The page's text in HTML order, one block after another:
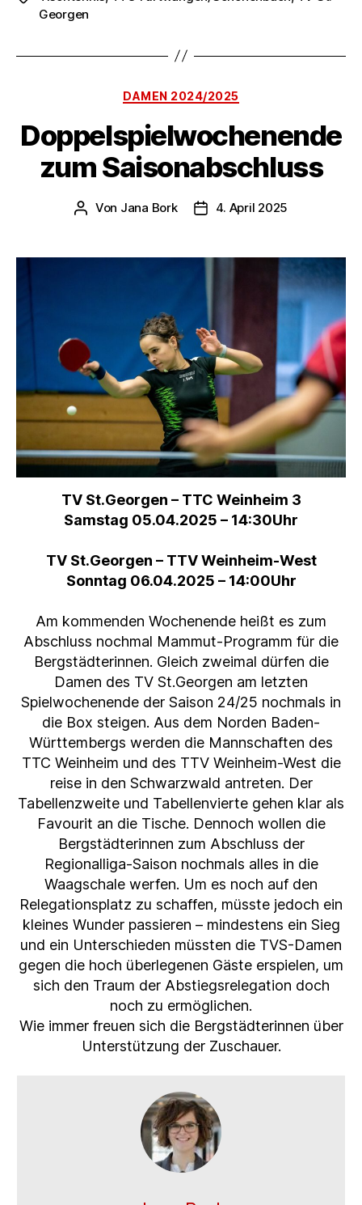
Georgen
Kategorien
DAMEN 2024/2025
Doppelspielwochenende
zum Saisonabschluss
Beitragsautor
Von Jana Bork Veröffentlichungsdatum
4. April 2025
TV St.Georgen – TTC Weinheim 3
Samstag 05.04.2025 – 14:30Uhr
TV St.Georgen – TTV Weinheim-West
Sonntag 06.04.2025 – 14:00Uhr
Am kommenden Wochenende heißt es zum
Abschluss nochmal Mammut-Programm für die
Bergstädterinnen. Gleich zweimal dürfen die
Damen des TV St.Georgen am letzten
Spielwochenende der Saison 24/25 nochmals in
die Box steigen. Aus dem Norden Baden-
Württembergs werden die Mannschaften des
TTC Weinheim und des TTV Weinheim-West die
reise in den Schwarzwald antreten. Der
Tabellenzweite und Tabellenvierte gehen klar als
Favourit an die Tische. Dennoch wollen die
Bergstädterinnen zum Abschluss der
Regionalliga-Saison nochmals alles in die
Waagschale werfen. Um es noch auf den
Relegationsplatz zu schaffen, müsste jedoch ein
kleines Wunder passieren – mindestens ein Sieg
und ein Unterschieden müssten die TVS-Damen
gegen die hoch überlegenen Gäste erspielen, um
sich den Traum der Abstiegsrelegation doch
noch zu ermöglichen.
Wie immer freuen sich die Bergstädterinnen über
Unterstützung der Zuschauer.